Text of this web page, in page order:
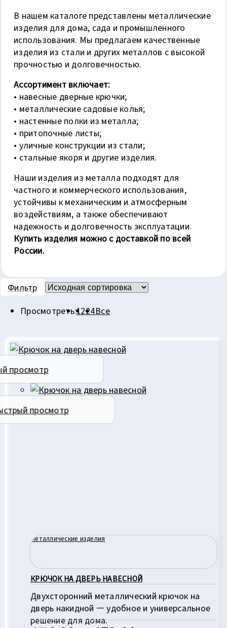
В нашем каталоге представлены металлические
изделия для дома, сада и промышленного
использования. Мы предлагаем качественные
изделия из стали и других металлов с высокой
прочностью и долговечностью.
Ассортимент включает:
• навесные дверные крючки;
• металлические садовые колья;
• настенные полки из металла;
• притопочные листы;
• уличные конструкции из стали;
• стальные якоря и другие изделия.
Наши изделия из металла подходят для
частного и коммерческого использования,
устойчивы к механическим и атмосферным
воздействиям, а также обеспечивают
надежность и долговечность эксплуатации.
Купить изделия можно с доставкой по всей
России.
Фильтр
Просмотреть:1224Все
просмотр
просмотр
Металлические изделия
КРЮЧОК НА ДВЕРЬ НАВЕСНОЙ
Двухсторонний металлический крючок на
дверь накидной — удобное и универсальное
решение для дома.